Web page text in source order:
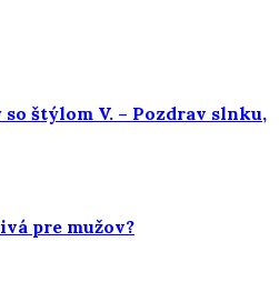
štýlom V. – Pozdrav slnku,
pre mužov?